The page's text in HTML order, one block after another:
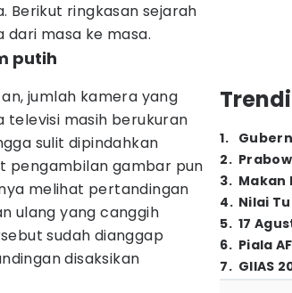
Berikut ringkasan sejarah
dari masa ke masa.
putih
jumlah kamera yang
televisi masih berukuran
sulit dipindahkan
pengambilan gambar pun
melihat pertandingan
ulang yang canggih
sudah dianggap
disaksikan
1.
2.
3. Makan
4. Nilai
5. 17
6. Piala
7. GIIAS